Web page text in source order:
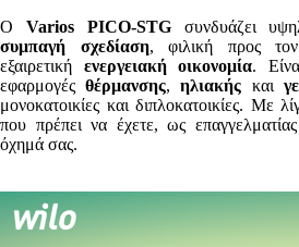
Ο Varios PICO-STGσυνδυάζει
συμπαγή σχεδίαση, φιλική προς τον
εξαιρετική ενεργειακή οικονομία.
εφαρμογέςθέρμανσης,ηλιακής και
μονοκατοικίες και διπλοκατοικίες. Με
που πρέπει να έχετε, ως
όχημά σας.